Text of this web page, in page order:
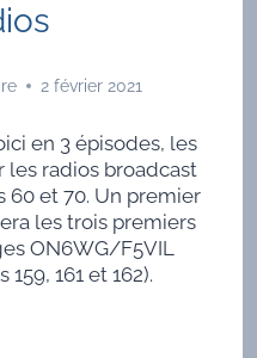
2 février 2021
en 3 épisodes, les
les radios broadcast
60 et 70. Un premier
les trois premiers
ON6WG/F5VIL
161 et 162).